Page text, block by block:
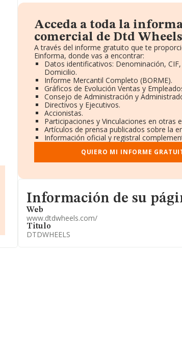
Acceda a toda la
comercial de Dtd
A través del informe gratuito que te
Einforma, donde vas a encontrar:
Datos identificativos: Denominación,
Domicilio.
Informe Mercantil Completo (BORME).
Gráficos de Evolución Ventas y
Consejo de Administración y
Directivos y Ejecutivos.
Accionistas.
Participaciones y Vinculaciones en otras
Artículos de prensa publicados sobre la
Información oficial y registral
QUIERO MI INFORME
Informacion de su página web
Información de su
Web
www.dtdwheels.com/
Titulo
DTDWHEELS